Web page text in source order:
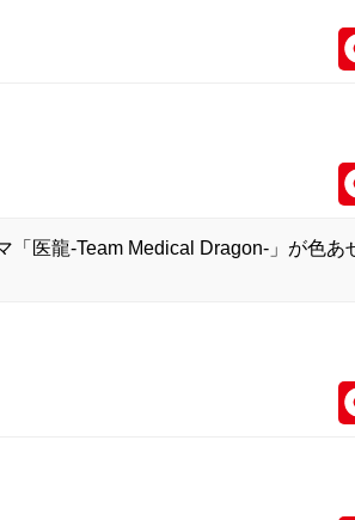
医龍-Team Medical Dragon-」が色あ